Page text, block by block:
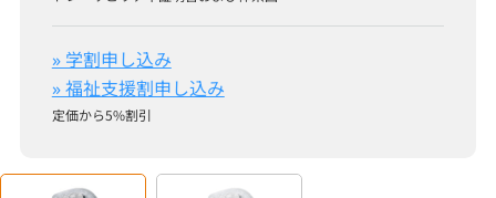
» 学割申し込み
» 福祉支援割申し込み
定価から5%割引